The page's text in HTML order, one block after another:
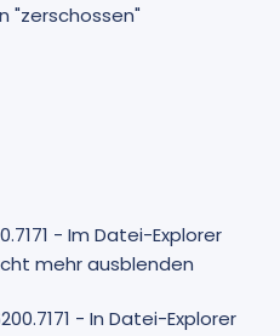
"zerschossen"
- Im Datei-Explorer
mehr ausblenden
- In Datei-Explorer